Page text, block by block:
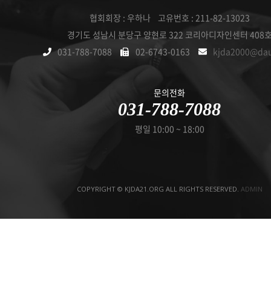
협회회장 : 우하나 고유번호 : 211-82-13023
경기도 성남시 분당구 양현로 322 코리아디자인센터 408
031-788-7088
02-6743-0163
문의전화
031-788-7088
평일 10:00 ~ 18:00
COPYRIGHT © KJDA21.ORG ALL RIGHTS RESERVED. ADMIN